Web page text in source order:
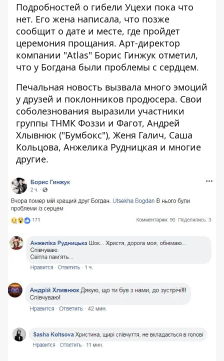
Подробностей о гибели Уцехи пока что
нет. Его жена написала, что позже
сообщит о дате и месте, где пройдет
церемония прощания. Арт-директор
компании "Atlas" Борис Гинжук отметил,
что у Богдана были проблемы с сердцем.
Печальная новость вызвала много эмоций
у друзей и поклонников продюсера. Свои
соболезнования выразили участники
группы ТНМК Фоззи и Фагот, Андрей
Хлывнюк ("Бумбокс"), Женя Галич, Саша
Кольцова, Анжелика Рудницкая и многие
другие.